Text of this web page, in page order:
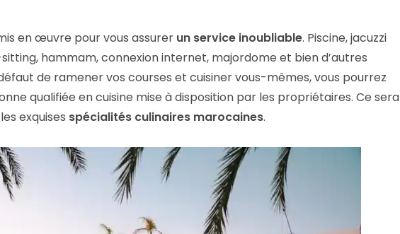
en œuvre pour vous assurer un service inoubliable. Piscine, jacuzzi
hammam, connexion internet, majordome et bien d’autres
de ramener vos courses et cuisiner vous-mêmes, vous pourrez
qualifiée en cuisine mise à disposition par les propriétaires. Ce sera
exquises spécialités culinaires marocaines.